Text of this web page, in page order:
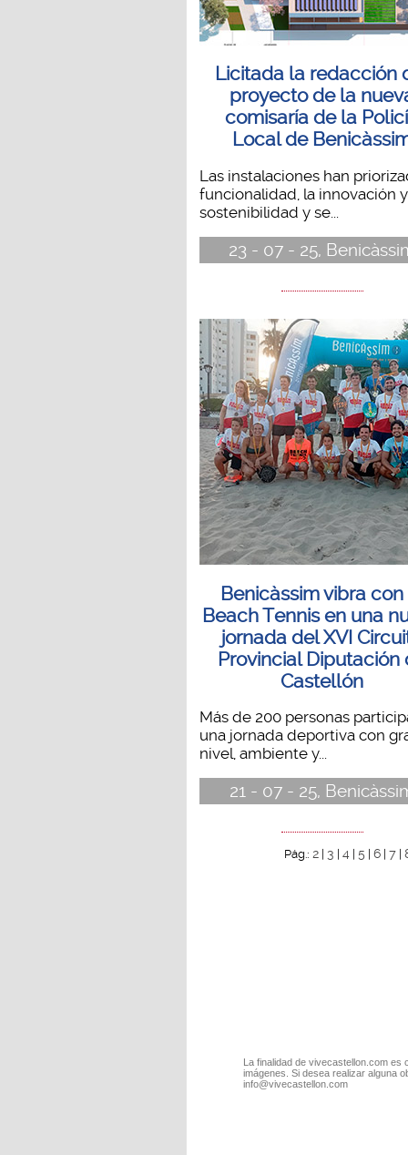
Licitada la redacción
proyecto de la
comisaría de la
Local de
Las instalaciones han
funcionalidad, la innovación
sostenibilidad y se...
23 - 07 - 25,
Benicàssim vibra con
Beach Tennis en una
jornada del XVI
Provincial Diputación
Castellón
Más de 200 personas
una jornada deportiva con
nivel, ambiente y...
21 - 07 - 25,
Pág.:2 3 |4 |5 |6 |7 |
La finalidad de vivecastellon.com
imágenes. Si desea realizar alguna
info@vivecastellon.com